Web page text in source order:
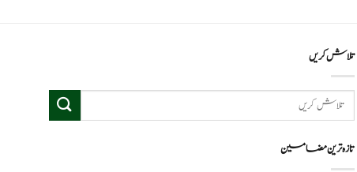
تلاش کریں
تازہ ترین مضامین